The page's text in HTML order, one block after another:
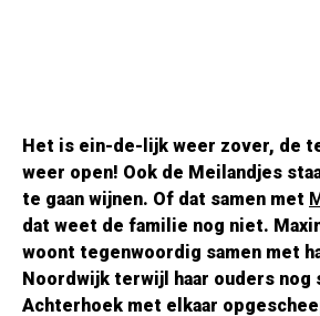
Het is ein-de-lijk weer zover, de
weer open! Ook de Meilandjes
te gaan wijnen. Of dat samen met
dat weet de familie nog niet.
woont tegenwoordig samen met
Noordwijk terwijl haar ouders nog
Achterhoek met elkaar